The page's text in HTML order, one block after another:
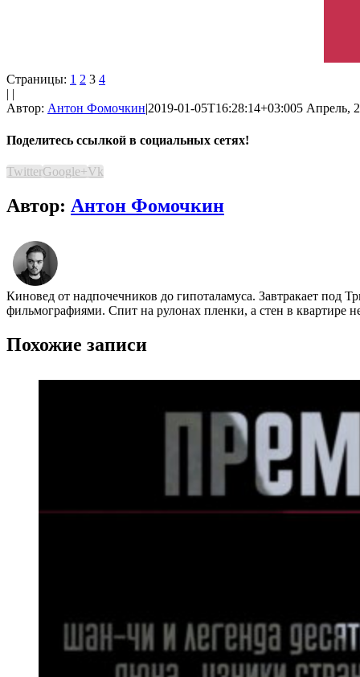
Страницы: 1 2 3 4
| |
Автор: Антон Фомочкин|2019-01-05T16:28:14+03:005 Апрель,
Поделитесь ссылкой в социальных сетях!
TwitterGoogle+Vk
Автор: Антон Фомочкин
Киновед от надпочечников до гипоталамуса. Завтракает
фильмографиями. Спит на рулонах пленки, а стен в квартире
Похожие записи